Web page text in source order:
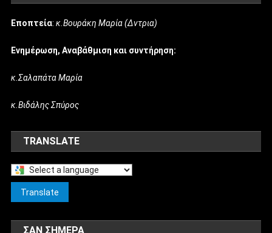
Εποπτεία:κ.Βουράκη Μαρία (Δντρια)
Ενημέρωση, Αναβάθμιση και συντήρηση:
κ.Σαλαπάτα Μαρία
κ.Βιδάλης Σπύρος
TRANSLATE
Select
language
Translate
ΣΑΝ ΣΉΜΕΡΑ